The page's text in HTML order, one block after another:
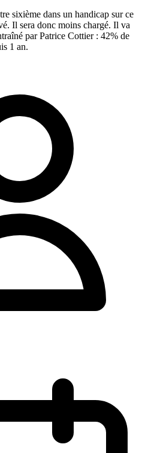
sixième dans un handicap sur ce
Il sera donc moins chargé. Il va
par Patrice Cottier : 42% de
1 an.